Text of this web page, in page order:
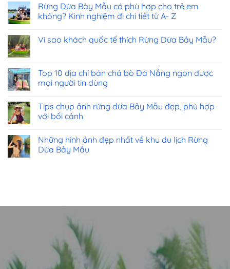
Rừng Dừa Bảy Mẫu có phù hợp cho trẻ em
không? Kinh nghiệm đi chi tiết từ A- Z
Vì sao khách quốc tế thích Rừng Dừa Bảy Mẫu?
Top 10 địa chỉ bán chả bò Đà Nẵng ngon được
mọi người tin dùng
Tips chụp ảnh rừng dừa Bảy Mẫu đẹp, phù hợp
với bối cảnh
Những hình ảnh đẹp nhất về khu du lịch Rừng
Dừa Bảy Mẫu